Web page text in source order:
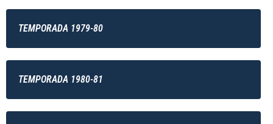
TEMPORADA 1979-80
TEMPORADA 1980-81